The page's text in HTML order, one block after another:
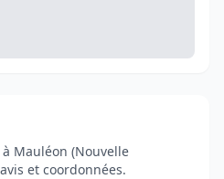
Mauléon (Nouvelle
et coordonnées.